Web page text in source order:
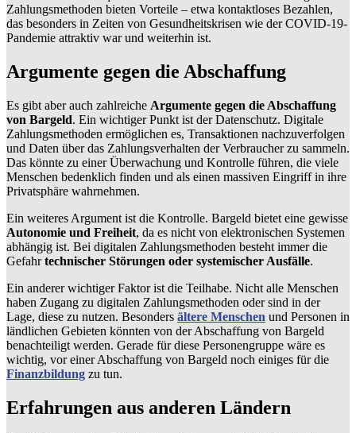
Zahlungsmethoden bieten Vorteile – etwa kontaktloses Bezahlen,
das besonders in Zeiten von Gesundheitskrisen wie der COVID-19-
Pandemie attraktiv war und weiterhin ist.
Argumente gegen die Abschaffung
Es gibt aber auch zahlreiche Argumente gegen die Abschaffung
von Bargeld. Ein wichtiger Punkt ist der Datenschutz. Digitale
Zahlungsmethoden ermöglichen es, Transaktionen nachzuverfolgen
und Daten über das Zahlungsverhalten der Verbraucher zu sammeln.
Das könnte zu einer Überwachung und Kontrolle führen, die viele
Menschen bedenklich finden und als einen massiven Eingriff in ihre
Privatsphäre wahrnehmen.
Ein weiteres Argument ist die Kontrolle. Bargeld bietet eine gewisse
Autonomie und Freiheit, da es nicht von elektronischen Systemen
abhängig ist. Bei digitalen Zahlungsmethoden besteht immer die
Gefahrtechnischer Störungen oder systemischer Ausfälle.
Ein anderer wichtiger Faktor ist die Teilhabe. Nicht alle Menschen
haben Zugang zu digitalen Zahlungsmethoden oder sind in der
Lage, diese zu nutzen. Besonders ältere Menschen und Personen in
ländlichen Gebieten könnten von der Abschaffung von Bargeld
benachteiligt werden. Gerade für diese Personengruppe wäre es
wichtig, vor einer Abschaffung von Bargeld noch einiges für die
Finanzbildung zu tun.
Erfahrungen aus anderen Ländern